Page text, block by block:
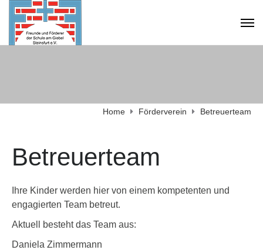
Home Förderverein Betreuerteam
Betreuerteam
Ihre Kinder werden hier von einem kompetenten und
engagierten Team betreut.
Aktuell besteht das Team aus:
Daniela Zimmermann